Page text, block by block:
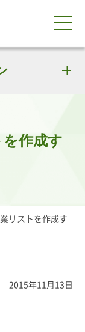
)
作成す
リストを作成す
2015年11月13日